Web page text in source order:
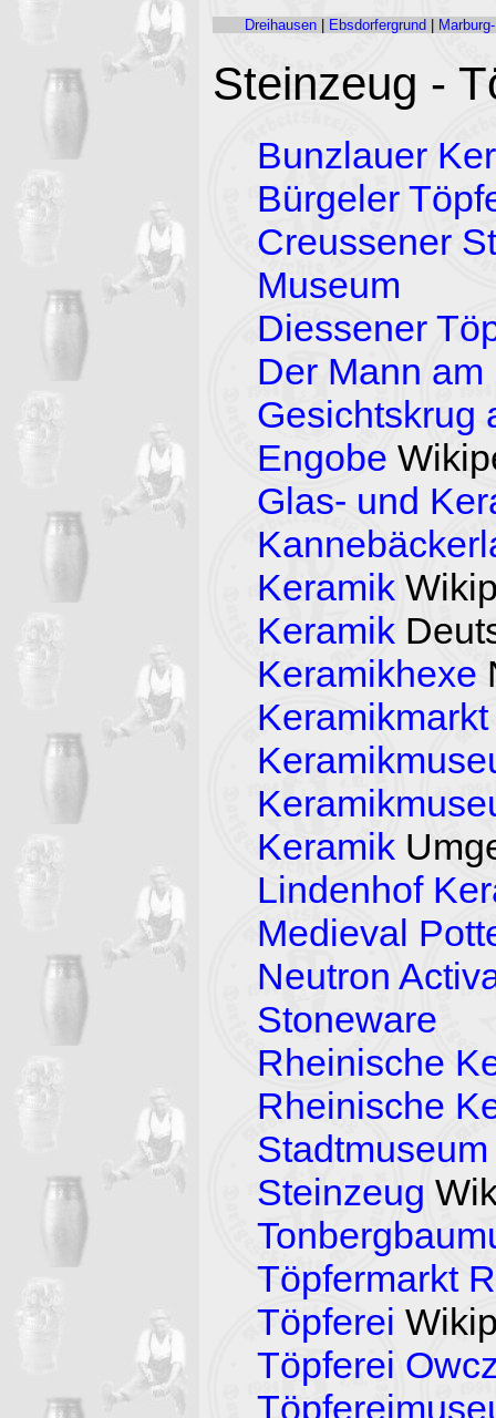
Dreihausen| Ebsdorfergrund
Steinzeug -
Bunzlauer
Bürgeler
Creussener
Museum
Diessener
Der Mann
Gesichtskrug
Engobe
Glas- und
Keramik
Keramik
Keramikhexe
Keramik
Lindenhof
Medieval
Neutron
Stoneware
Rheinische
Rheinische
Steinzeug
Töpfermarkt
Töpferei
Töpferei